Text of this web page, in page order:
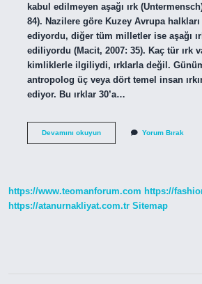
kabul edilmeyen aşağı ırk
84). Nazilere göre Kuzey Avrupa halkları
ediyordu, diğer tüm milletler ise aşağı
ediliyordu (Macit, 2007: 35). Kaç tür ırk
kimliklerle ilgiliydi, ırklarla değil.
antropolog üç veya dört temel insan
ediyor. Bu ırklar 30’a…
Devamını okuyunÜst
Yorum Bırak
https://www.teomanforum.com https://
https://atanurnakliyat.com.tr Sitemap